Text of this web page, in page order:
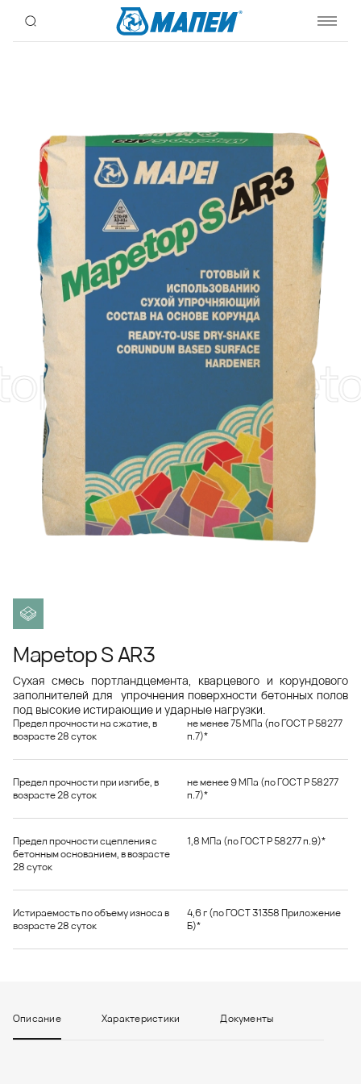
S AR3
Mapetop S AR3
Сухая смесь портландцемента, кварцевого и корундового
заполнителей для упрочнения поверхности бетонных полов
под высокие истирающие и ударные нагрузки.
Предел прочности на сжатие, в
возрасте 28 суток
не менее 75 МПа (по ГОСТ Р 58277
п.7)*
Предел прочности при изгибе, в
возрасте 28 суток
не менее 9 МПа (по ГОСТ Р 58277
п.7)*
Предел прочности сцепления с
бетонным основанием, в возрасте
28 суток
1,8 МПа (по ГОСТ Р 58277 п.9)*
Истираемость по объему износа в
возрасте 28 суток
4,6 г (по ГОСТ 31358 Приложение
Б)*
Описание Характеристики Документы